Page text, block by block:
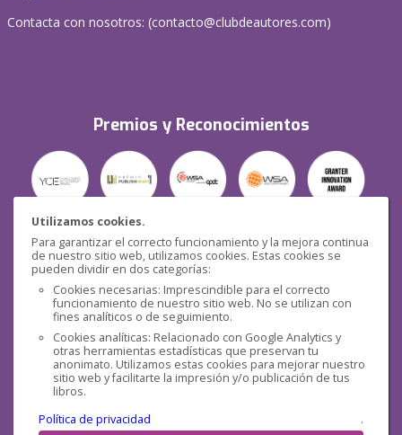
Utilizamos cookies.
Para garantizar el correcto funcionamiento y la mejora continua
de nuestro sitio web, utilizamos cookies. Estas cookies se
pueden dividir en dos categorías:
Cookies necesarias: Imprescindible para el correcto
funcionamiento de nuestro sitio web. No se utilizan con
fines analíticos o de seguimiento.
Cookies analíticas: Relacionado con Google Analytics y
otras herramientas estadísticas que preservan tu
anonimato. Utilizamos estas cookies para mejorar nuestro
sitio web y facilitarte la impresión y/o publicación de tus
libros.
Política de privacidad
.
Contacta con nosotros: (contacto@clubdeautores.com)
Premios y Reconocimientos
Seguridad
Redes sociales